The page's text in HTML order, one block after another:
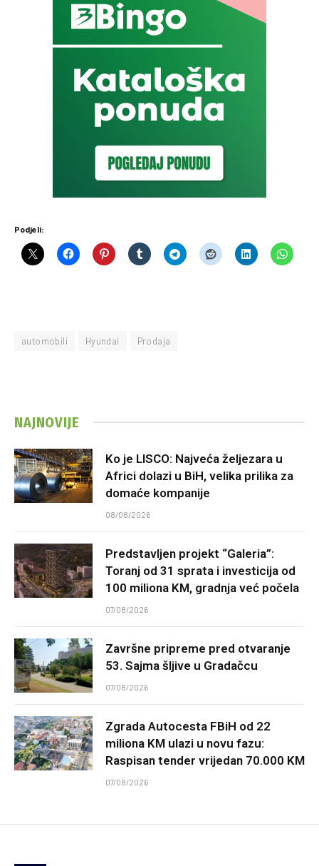
Podjeli:
automobili Hyundai Prodaja
NAJNOVIJE
Ko je LISCO: Najveća željezara u
Africi dolazi u BiH, velika prilika za
domaće kompanije
08/08/2026
Predstavljen projekt “Galeria”:
Toranj od 31 sprata i investicija od
100 miliona KM, gradnja već počela
07/08/2026
Završne pripreme pred otvaranje
53. Sajma šljive u Gradačcu
07/08/2026
Zgrada Autocesta FBiH od 22
miliona KM ulazi u novu fazu:
Raspisan tender vrijedan 70.000 KM
07/08/2026